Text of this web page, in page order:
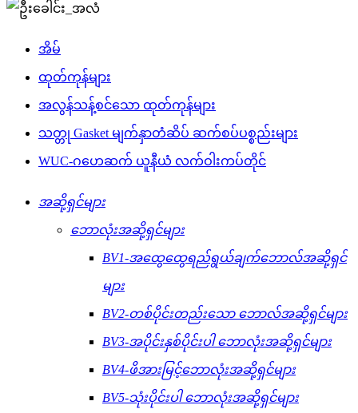
အိမ်
ထုတ်ကုန်များ
အလွန်သန့်စင်သော ထုတ်ကုန်များ
သတ္တု Gasket မျက်နှာတံဆိပ် ဆက်စပ်ပစ္စည်းများ
WUC-ဂဟေဆက် ယူနီယံ လက်ဝါးကပ်တိုင်
အဆို့ရှင်များ
ဘောလုံးအဆို့ရှင်များ
BV1-အထွေထွေရည်ရွယ်ချက်ဘောလ်အဆို့ရှင်
များ
BV2-တစ်ပိုင်းတည်းသော ဘောလ်အဆို့ရှင်များ
BV3-အပိုင်းနှစ်ပိုင်းပါ ဘောလုံးအဆို့ရှင်များ
BV4-ဖိအားမြင့်ဘောလုံးအဆို့ရှင်များ
BV5-သုံးပိုင်းပါ ဘောလုံးအဆို့ရှင်များ